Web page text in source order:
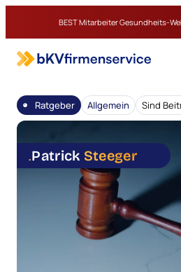
BEST Mitarbeiter Gesundheits-
Ratgeber Allgemein Sind
.Patrick Steeger